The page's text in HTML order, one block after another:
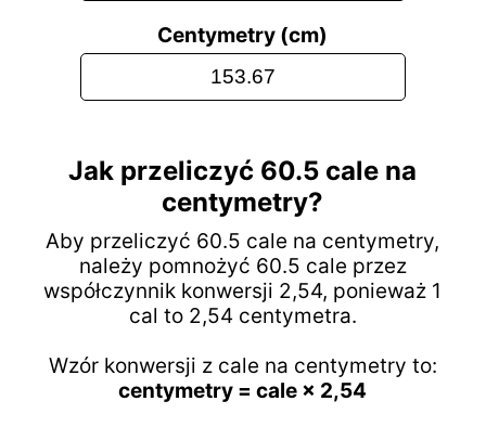
Centymetry (cm)
Jak przeliczyć 60.5 cale na
centymetry?
Aby przeliczyć 60.5 cale na centymetry,
należy pomnożyć 60.5 cale przez
współczynnik konwersji 2,54, ponieważ 1
cal to 2,54 centymetra.
Wzór konwersji z cale na centymetry to:
centymetry = cale × 2,54